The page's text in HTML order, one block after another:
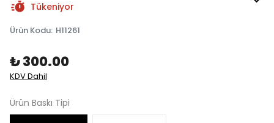
Tükeniyor
Ürün Kodu: H11261
₺ 300.00
KDV Dahil
Ürün Baskı Tipi